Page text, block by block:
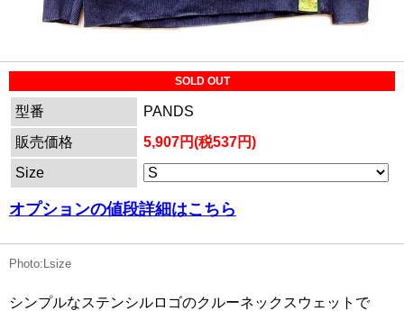
SOLD OUT
型番
PANDS
販売価格
5,907円(税537円)
Size
オプションの値段詳細はこちら
Photo:Lsize
シンプルなステンシルロゴのクルーネックスウェットで